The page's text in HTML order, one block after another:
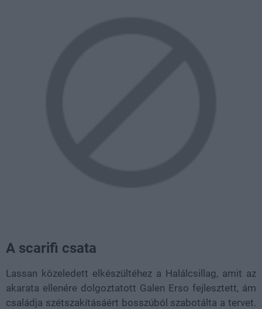
A scarifi csata
Lassan közeledett elkészültéhez a Halálcsillag, amit az
akarata ellenére dolgoztatott Galen Erso fejlesztett, ám
családja szétszakításáért bosszúból szabotálta a tervet.